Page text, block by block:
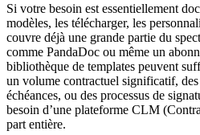
Si votre besoin est essentiellement
modèles, les télécharger, les
couvre déjà une grande partie du
comme PandaDoc ou même un
bibliothèque de templates peuvent
un volume contractuel significatif,
échéances, ou des processus de
besoin d’une plateforme CLM
part entière.